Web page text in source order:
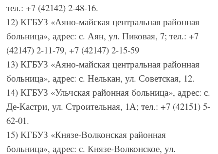
тел.: +7 (42142) 2-48-16.
12) КГБУЗ «Аяно-майская центральная районная
больница», адрес: с. Аян, ул. Пиковая, 7; тел.: +7
(42147) 2-11-79, +7 (42147) 2-15-59
13) КГБУЗ «Аяно-майская центральная районная
больница», адрес: с. Нелькан, ул. Советская, 12.
14) КГБУЗ «Ульчская районная больница», адрес: с.
Де-Кастри, ул. Строительная, 1А; тел.: +7 (42151) 5-
62-01.
15) КГБУЗ «Князе-Волконская районная
больница», адрес: с. Князе-Волконское, ул.